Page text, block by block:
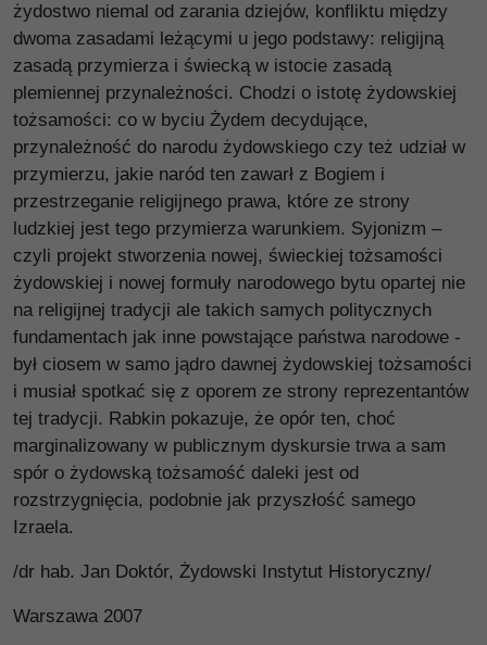
żydostwo niemal od zarania dziejów, konfliktu między
dwoma zasadami leżącymi u jego podstawy: religijną
zasadą przymierza i świecką w istocie zasadą
plemiennej przynależności. Chodzi o istotę żydowskiej
tożsamości: co w byciu Żydem decydujące,
przynależność do narodu żydowskiego czy też udział w
przymierzu, jakie naród ten zawarł z Bogiem i
przestrzeganie religijnego prawa, które ze strony
ludzkiej jest tego przymierza warunkiem. Syjonizm –
czyli projekt stworzenia nowej, świeckiej tożsamości
żydowskiej i nowej formuły narodowego bytu opartej nie
na religijnej tradycji ale takich samych politycznych
fundamentach jak inne powstające państwa narodowe -
był ciosem w samo jądro dawnej żydowskiej tożsamości
i musiał spotkać się z oporem ze strony reprezentantów
tej tradycji. Rabkin pokazuje, że opór ten, choć
marginalizowany w publicznym dyskursie trwa a sam
spór o żydowską tożsamość daleki jest od
rozstrzygnięcia, podobnie jak przyszłość samego
Izraela.
/dr hab. Jan Doktór, Żydowski Instytut Historyczny/
Warszawa 2007